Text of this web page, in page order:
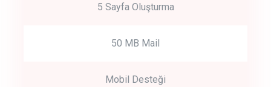
5 Sayfa Oluşturma
50 MB Mail
Mobil Desteği